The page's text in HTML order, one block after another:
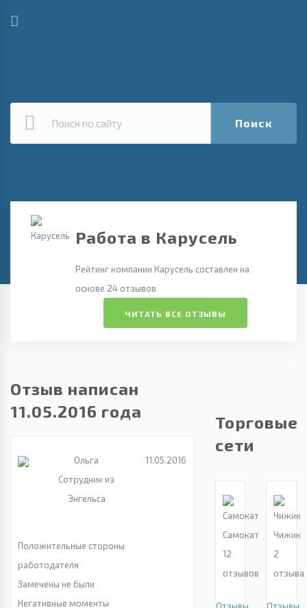
Поиск
Работа в Карусель
Рейтинг компании Карусель составлен на
основе 24 отзывов
ЧИТАТЬ ВСЕ ОТЗЫВЫ
Отзыв написан
11.05.2016 года
Ольга
Сотрудник из
Энгельса
11.05.2016
Положительные стороны
работодателя
Замечены не были
Негативные моменты
Торговые
сети
Самокат
12
отзывов
Чижик
2
отзыва